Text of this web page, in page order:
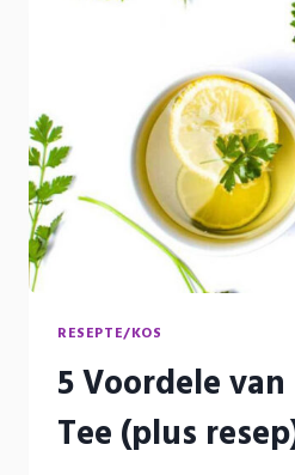
RESEPTE/KOS
5 Voordele
Tee (plus